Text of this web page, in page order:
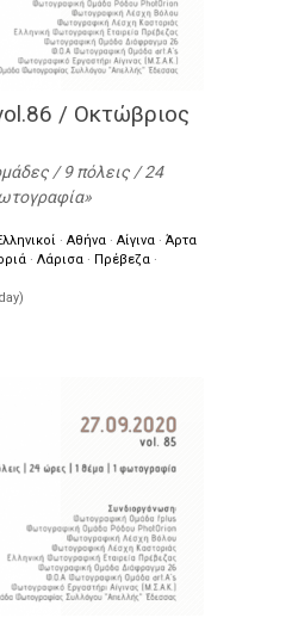
/ Οκτώβριος
/ 9 πόλεις / 24
· Αθήνα · Αίγινα · Άρτα
· Λάρισα · Πρέβεζα ·